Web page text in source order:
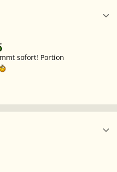
sofort! Portion